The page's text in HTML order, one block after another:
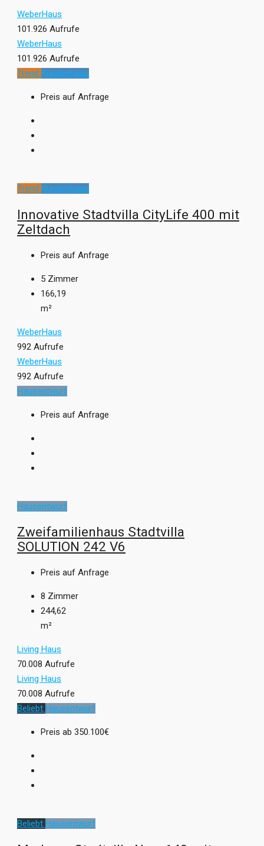
WeberHaus
101.926 Aufrufe
WeberHaus
101.926 Aufrufe
Trend Kundenhaus
Preis auf Anfrage
Trend Kundenhaus
Innovative Stadtvilla CityLife 400 mit
Zeltdach
Preis auf Anfrage
5 Zimmer
166,19
m²
WeberHaus
992 Aufrufe
WeberHaus
992 Aufrufe
Hausentwurf
Preis auf Anfrage
Hausentwurf
Zweifamilienhaus Stadtvilla
SOLUTION 242 V6
Preis auf Anfrage
8 Zimmer
244,62
m²
Living Haus
70.008 Aufrufe
Living Haus
70.008 Aufrufe
Beliebt Hausentwurf
Preis ab 350.100€
Beliebt Hausentwurf